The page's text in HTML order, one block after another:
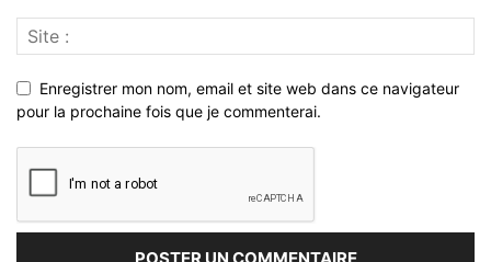
Enregistrer mon nom, email et site web dans ce navigateur
pour la prochaine fois que je commenterai.